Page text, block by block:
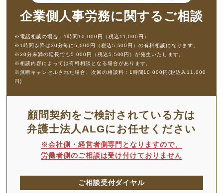
企業側人事労務に 関するご相談
※電話相談の場合：1時間10,000円（税込11,000円）
※1時間以降は30分毎に5,000円（税込5,500円）の有料相談になります。
※30分未満の延長でも5,000円（税込5,500円）が発生いたします。
※相談内容によっては有料相談となる場合があります。
※無断キャンセルされた場合、次回の相談料：1時間10,000円(税込み11,000
円)
顧問契約をご検討されている方は
弁護士法人ALGにお任せください
※会社側・経営者側専門となりますので、
労働者側のご相談は受け付けておりません
ご相談受付ダイヤル